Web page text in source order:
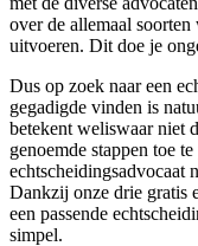
over de allemaal
uitvoeren. Dit doe je
Dus op zoek naar een
gegadigde vinden is
betekent weliswaar niet
genoemde stappen toe
echtscheidingsadvocaat
Dankzij onze drie gratis
een passende
simpel.